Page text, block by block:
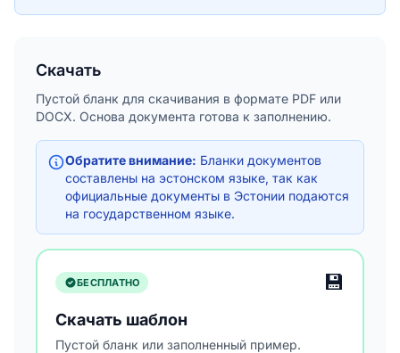
Скачать
Пустой бланк для скачивания в формате PDF или
DOCX. Основа документа готова к заполнению.
Обратите внимание: Бланки документов
составлены на эстонском языке, так как
официальные документы в Эстонии подаются
на государственном языке.
БЕСПЛАТНО 💾
Скачать шаблон
Пустой бланк или заполненный пример.